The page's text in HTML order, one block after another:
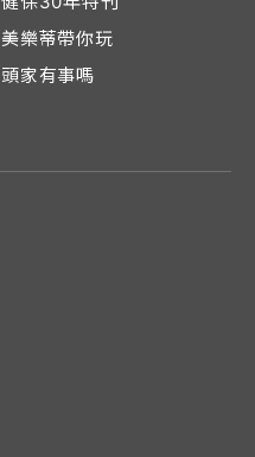
美樂蒂帶你玩
頭家有事嗎